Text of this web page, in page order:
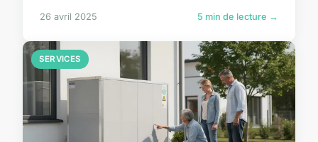
26 avril 2025 5 min de lecture →
SERVICES